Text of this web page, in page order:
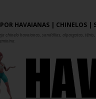
HAVAIANAS | CHINELOS |
chinelo havaianas, sandálias, alpargatas,